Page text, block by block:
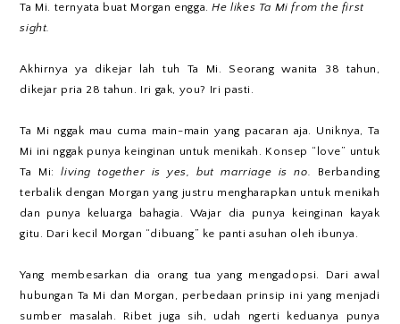
Ta Mi. ternyata buat Morgan engga.He likes Ta Mi from the first
sight.
Akhirnya ya dikejar lah tuh Ta Mi. Seorang wanita 38 tahun,
dikejar pria 28 tahun. Iri gak, you? Iri pasti.
Ta Mi nggak mau cuma main-main yang pacaran aja. Uniknya, Ta
Mi ini nggak punya keinginan untuk menikah. Konsep “love” untuk
Ta Mi:living together is yes, but marriage is no. Berbanding
terbalik dengan Morgan yang justru mengharapkan untuk menikah
dan punya keluarga bahagia. Wajar dia punya keinginan kayak
gitu. Dari kecil Morgan “dibuang” ke panti asuhan oleh ibunya.
Yang membesarkan dia orang tua yang mengadopsi. Dari awal
hubungan Ta Mi dan Morgan, perbedaan prinsip ini yang menjadi
sumber masalah. Ribet juga sih, udah ngerti keduanya punya